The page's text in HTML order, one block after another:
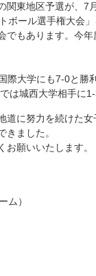
東地区予選が、7
ボール選手権大会
もあります。今
大学にも7-0と勝
は城西大学相手に
道に努力を続けた女
ました。
願いいたします。
ム）